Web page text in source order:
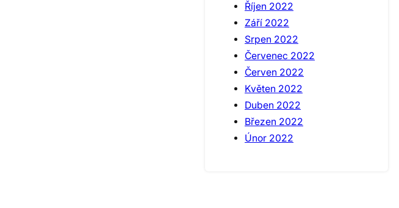
Říjen 2022
Září 2022
Srpen 2022
Červenec 2022
Červen 2022
Květen 2022
Duben 2022
Březen 2022
Únor 2022